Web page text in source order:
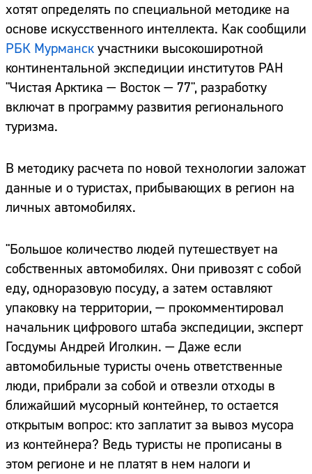
хотят определять по специальной методике на
основе искусственного интеллекта. Как сообщили
РБК Мурманск участники высокоширотной
континентальной экспедиции институтов РАН
"Чистая Арктика — Восток — 77", разработку
включат в программу развития регионального
туризма.
В методику расчета по новой технологии заложат
данные и о туристах, прибывающих в регион на
личных автомобилях.
"Большое количество людей путешествует на
собственных автомобилях. Они привозят с собой
еду, одноразовую посуду, а затем оставляют
упаковку на территории, — прокомментировал
начальник цифрового штаба экспедиции, эксперт
Госдумы Андрей Иголкин. — Даже если
автомобильные туристы очень ответственные
люди, прибрали за собой и отвезли отходы в
ближайший мусорный контейнер, то остается
открытым вопрос: кто заплатит за вывоз мусора
из контейнера? Ведь туристы не прописаны в
этом регионе и не платят в нем налоги и